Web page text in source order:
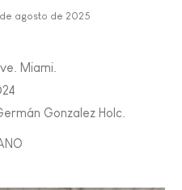
de agosto de 2025
Miami.
Gonzalez Holc.